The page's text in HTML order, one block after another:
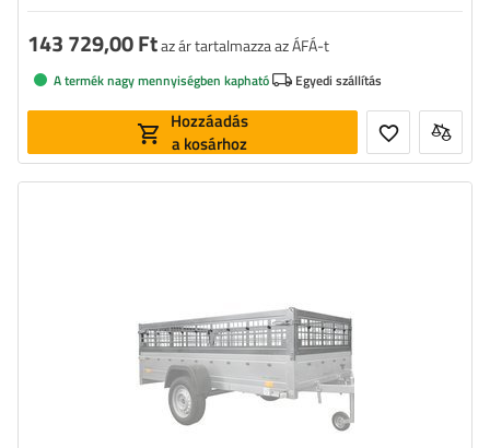
143 729,00 Ftaz ár tartalmazza az ÁFÁ-t
A termék nagy mennyiségben kapható Egyedi szállítás
Hozzáadás
a kosárhoz